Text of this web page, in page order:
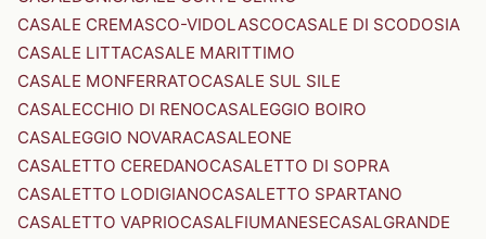
CASALE CREMASCO-VIDOLASCOCASALE DI SCODOSIA
CASALE LITTACASALE MARITTIMO
CASALE MONFERRATOCASALE SUL SILE
CASALECCHIO DI RENOCASALEGGIO BOIRO
CASALEGGIO NOVARACASALEONE
CASALETTO CEREDANOCASALETTO DI SOPRA
CASALETTO LODIGIANOCASALETTO SPARTANO
CASALETTO VAPRIOCASALFIUMANESECASALGRANDE